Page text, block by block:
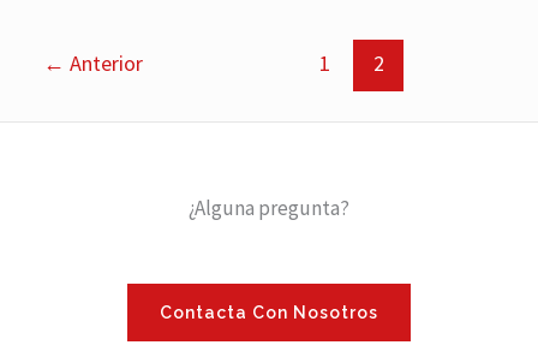
← Anterior 1 2
¿Alguna pregunta?
Contacta Con Nosotros